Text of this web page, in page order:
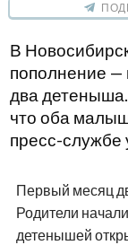
В
пополнение —
два
что оба
пресс-службе
Первый месяц
Родители
детенышей